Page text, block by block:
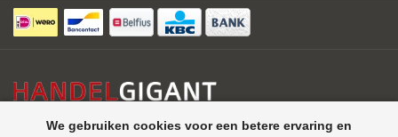
We gebruiken cookies voor een betere ervaring en